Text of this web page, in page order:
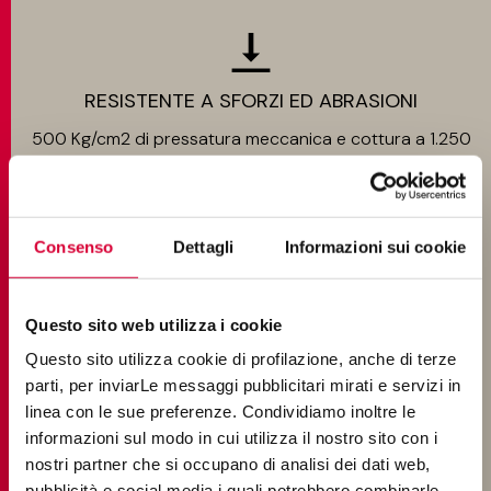
Consenso Dettagli Informazioni sui cookie
Questo sito web utilizza i cookie
Questo sito utilizza cookie di profilazione, anche di terze
parti, per inviarLe messaggi pubblicitari mirati e servizi in
linea con le sue preferenze. Condividiamo inoltre le
informazioni sul modo in cui utilizza il nostro sito con i
nostri partner che si occupano di analisi dei dati web,
RESISTENTE A SFORZI ED ABRASIONI
500 Kg/cm2 di pressatura meccanica e cottura a 1.250
FACILMENTE POSABILE
Rettificato monocalibro